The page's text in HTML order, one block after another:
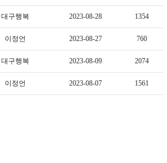
대구행복 2023-08-28 1354
이정언 2023-08-27 760
대구행복 2023-08-09 2074
이정언 2023-08-07 1561